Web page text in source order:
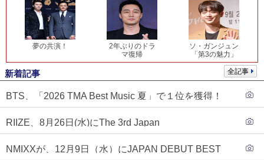
夢の共演！
2年ぶりのドラ
マ復帰
ソ・ガンジュン
「第3の魅力」
全記事
新着記事
BTS、「2026 TMA Best Music 夏」で１位を獲得！
RIIZE、8月26日(水)にThe 3rd Japan
NMIXXが、12月9日（水）にJAPAN DEBUT BEST